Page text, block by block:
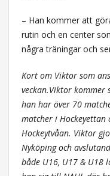
– Han kommer att
rutin och en center
några träningar och
Kort om Viktor som
veckan.Viktor kommer
han har över 70
matcher i Hockeyettan
Hockeytvåan. Viktor
Nyköping och
både U16, U17 & U18